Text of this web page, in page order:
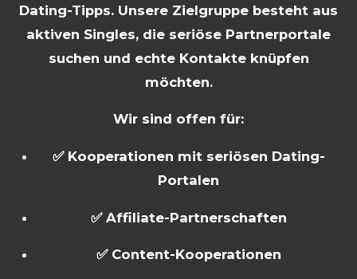
Dating-Tipps. Unsere Zielgruppe besteht aus
aktiven Singles, die seriöse Partnerportale
suchen und echte Kontakte knüpfen
möchten.
Wir sind offen für:
✅ Kooperationen mit seriösen Dating-
Portalen
✅ Affiliate-Partnerschaften
✅ Content-Kooperationen